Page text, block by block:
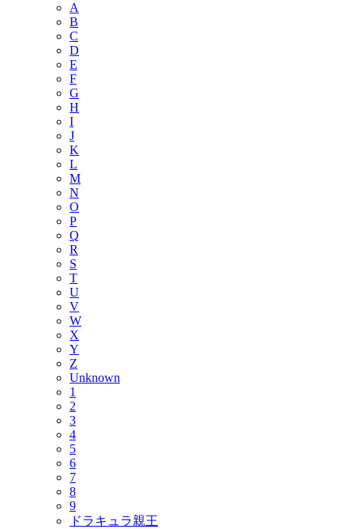
A
B
C
D
E
F
G
H
I
J
K
L
M
N
O
P
Q
R
S
T
U
V
W
X
Y
Z
Unknown
1
2
3
4
5
6
7
8
9
ドラキュラ親王